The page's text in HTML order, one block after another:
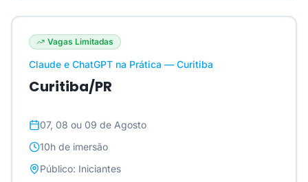
Vagas Limitadas
Claude e ChatGPT na Prática — Curitiba
Curitiba/PR
07, 08 ou 09 de Agosto
10h de imersão
Público: Iniciantes